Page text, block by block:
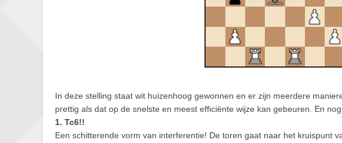
In deze stelling staat wit huizenhoog gewonnen en er zijn meerdere
prettig als dat op de snelste en meest efficiënte wijze kan gebeuren. En
1. Tc6!!
Een schitterende vorm van interferentie! De toren gaat naar het kruispunt